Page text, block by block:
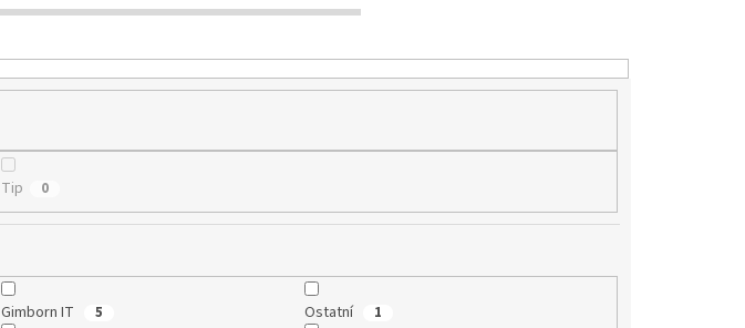
Tip 0
Gimborn IT 5 Ostatní 1